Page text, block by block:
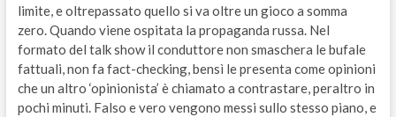
limite, e oltrepassato quello si va oltre un gioco a somma
zero. Quando viene ospitata la propaganda russa. Nel
formato del talk show il conduttore non smaschera le bufale
fattuali, non fa fact-checking, bensì le presenta come opinioni
che un altro ‘opinionista’ è chiamato a contrastare, peraltro in
pochi minuti. Falso e vero vengono messi sullo stesso piano, e